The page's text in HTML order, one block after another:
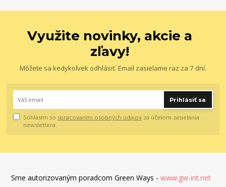
Využite novinky, akcie a
zľavy!
Môžete sa kedykoľvek odhlásiť. Email zasielame raz za 7 dní.
Prihlásiť sa
Súhlasím so spracovaním osobných údajov za účelom zasielania
newslettera.
Sme autorizovaným poradcom Green Ways - www.gw-int.net